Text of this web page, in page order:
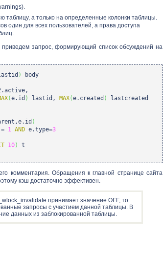
таблицу, а только на определенные колонки таблицы.
один для всех пользователей, а права доступа
запрос, формирующий список обсуждений на
)
body
(e.id ) lastid, MAX(e.created )
lastcreated
)
1 AND e.type=3
10)
t
комментария. Обращения к главной странице сайта
кэш достаточно эффективен.
принимает значение OFF, то
запросы с участием данной таблицы. В
данных из заблокированной таблицы.